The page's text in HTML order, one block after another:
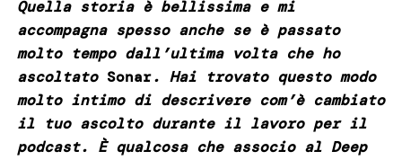
Quella storia è bellissima e mi
accompagna spesso anche se è passato
molto tempo dall’ultima volta che ho
ascoltato Sonar. Hai trovato questo modo
molto intimo di descrivere com’è cambiato
il tuo ascolto durante il lavoro per il
podcast. È qualcosa che associo al Deep